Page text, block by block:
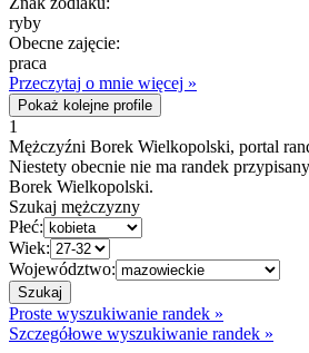
ryby
Obecne zajęcie:
praca
Przeczytaj o mnie więcej »
Pokaż kolejne profile
1
Mężczyźni Borek Wielkopolski, portal
Niestety obecnie nie ma randek
Borek Wielkopolski.
Szukaj mężczyzny
Płeć:
Wiek:
Województwo:
Proste wyszukiwanie randek »
Szczegółowe wyszukiwanie randek »